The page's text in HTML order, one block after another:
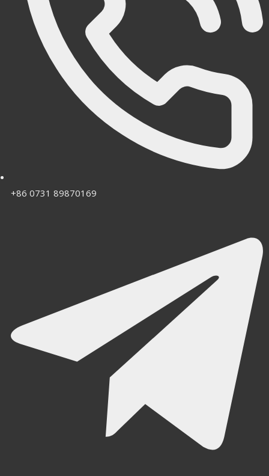
+86 0731 89870169